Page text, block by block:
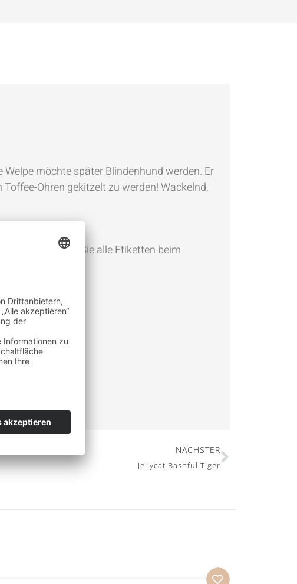
möchte später Blindenhund werden. Er
Ohren gekitzelt zu werden! Wackelnd,
Überprüfen Sie alle Etiketten beim
NÄCHSTER
Jellycat Bashful Tiger